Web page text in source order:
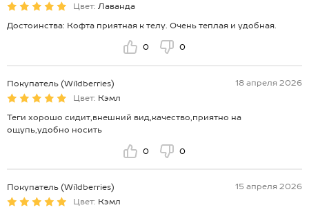
Цвет: Лаванда
Достоинства: Кофта приятная к телу. Очень теплая и удобная.
0 0
Покупатель (Wildberries)
18 апреля 2026
Цвет: Кэмл
Теги хорошо сидит,внешний вид,качество,приятно на
ощупь,удобно носить
0 0
Покупатель (Wildberries)
15 апреля 2026
Цвет: Кэмл